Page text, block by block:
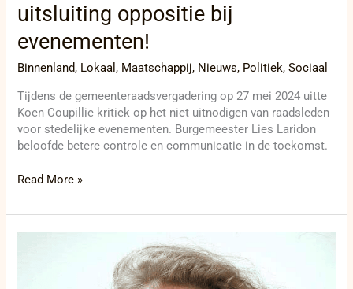
uitsluiting oppositie bij
evenementen!
Binnenland, Lokaal, Maatschappij, Nieuws, Politiek,Sociaal
Tijdens de gemeenteraadsvergadering op 27 mei 2024 uitte
Koen Coupillie kritiek op het niet uitnodigen van raadsleden
voor stedelijke evenementen. Burgemeester Lies Laridon
beloofde betere controle en communicatie in de toekomst.
Read More »